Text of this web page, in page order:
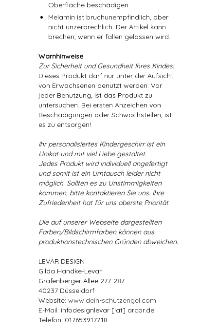
Oberfläche beschädigen.
Melamin ist bruchunempfindlich, aber
nicht unzerbrechlich. Der Artikel kann
brechen, wenn er fallen gelassen wird.
Warnhinweise
Zur Sicherheit und Gesundheit Ihres Kindes:
Dieses Produkt darf nur unter der Aufsicht
von Erwachsenen benutzt werden. Vor
jeder Benutzung, ist das Produkt zu
untersuchen. Bei ersten Anzeichen von
Beschädigungen oder Schwachstellen, ist
es zu entsorgen!
Ihr personalisiertes Kindergeschirr ist ein
Unikat und mit viel Liebe gestaltet.
Jedes Produkt wird individuell angefertigt
und somit ist ein Umtausch leider nicht
möglich. Sollten es zu Unstimmigkeiten
kommen, bitte kontaktieren Sie uns. Ihre
Zufriedenheit hat für uns oberste Priorität.
Die auf unserer Webseite dargestellten
Farben/Bildschirmfarben können aus
produktionstechnischen Gründen abweichen.
LEVAR DESIGN
Gilda Handke-Levar
Grafenberger Allee 277-287
40237 Düsseldorf
Website: www.dein-schutzengel.com
E-Mail: infodesignlevar [!at] arcor.de
Telefon: 017653917718